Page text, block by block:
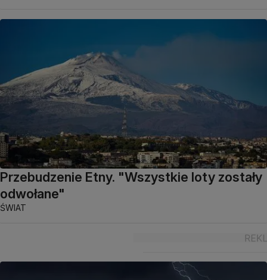
Przebudzenie Etny. "Wszystkie loty zostały
odwołane"
ŚWIAT